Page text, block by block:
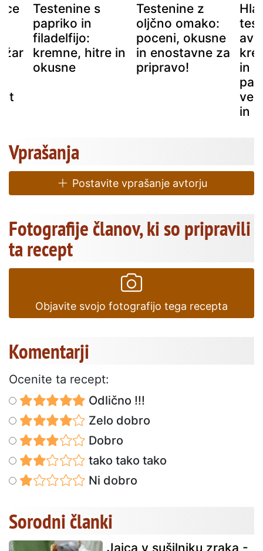
žar
Testenine s
papriko in
filadelfijo:
kremne, hitre in
okusne
Testenine z
oljčno omako:
poceni, okusne
in enostavne za
pripravo!
in
in
Vprašanja
Postavite vprašanje avtorju
Fotografije članov, ki so pripravili
ta recept
Objavite svojo fotografijo tega recepta
Komentarji
Ocenite ta recept:
Odlično !!!
Zelo dobro
Dobro
tako tako tako
Ni dobro
Sorodni članki
Jajca v sušilniku zraka -